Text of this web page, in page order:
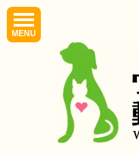
MENU